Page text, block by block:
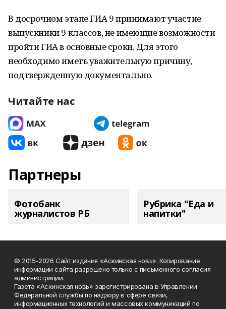
В досрочном этапе ГИА 9 принимают участие
выпускники 9 классов, не имеющие возможности
пройти ГИА в основные сроки. Для этого
необходимо иметь уважительную причину,
подтвержденную документально.
Читайте нас
Партнеры
Фотобанк
журналистов РБ
Рубрика "Еда и
напитки"
© 2015-2026 Сайт издания «Аскинская новь». Копирование
информации сайта разрешено только с письменного согласия
администрации.
Газета «Аскинская новь» зарегистрирована в Управлении
Федеральной службы по надзору в сфере связи,
информационных технологий и массовых коммуникаций по